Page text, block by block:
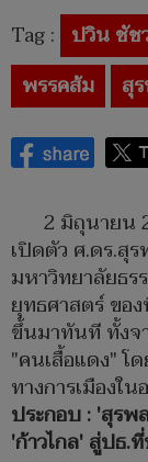
Tag : ปวิน ชัช
พรรคส้ม
สุ
2 มิถุนายน
เปิดตัว ศ.ดร.สุ
มหาวิทยาลัยธ
ยุทธศาสตร์ ขอ
ขึ้นมาทันที ทั้งจ
"คนเสื้อแดง" โ
ทางการเมืองใ
ประกอบ : 'สุร
'ก้าวไกล' สู่ปธ.